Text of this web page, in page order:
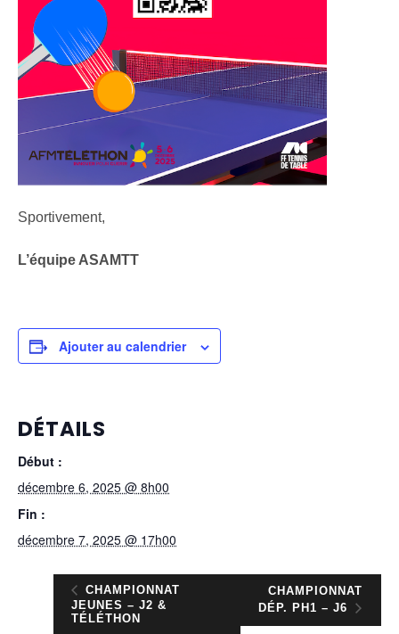
Sportivement,
L’équipe ASAMTT
Ajouter au calendrier
DÉTAILS
Début :
décembre 6, 2025 @ 8h00
Fin :
décembre 7, 2025 @ 17h00
CHAMPIONNAT
JEUNES – J2 &
TÉLÉTHON
CHAMPIONNAT
DÉP. PH1 – J6